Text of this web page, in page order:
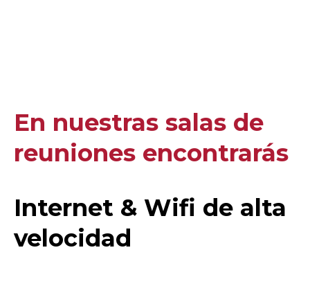
En nuestras salas de
reuniones encontrarás
Internet & Wifi de alta
velocidad